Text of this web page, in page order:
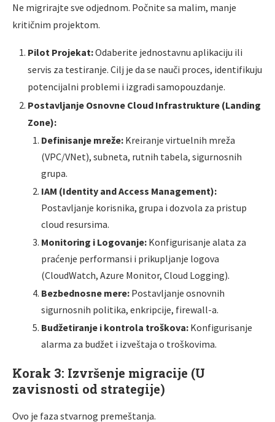
Ne migrirajte sve odjednom. Počnite sa malim, manje
kritičnim projektom.
Pilot Projekat:Odaberite jednostavnu aplikaciju ili
servis za testiranje. Cilj je da se nauči proces, identifikuju
potencijalni problemi i izgradi samopouzdanje.
Postavljanje Osnovne Cloud Infrastrukture (Landing
Zone):
Definisanje mreže: Kreiranje virtuelnih mreža
(VPC/VNet), subneta, rutnih tabela, sigurnosnih
grupa.
IAM (Identity and Access Management):
Postavljanje korisnika, grupa i dozvola za pristup
cloud resursima.
Monitoring i Logovanje: Konfigurisanje alata za
praćenje performansi i prikupljanje logova
(CloudWatch, Azure Monitor, Cloud Logging).
Bezbednosne mere: Postavljanje osnovnih
sigurnosnih politika, enkripcije, firewall-a.
Budžetiranje i kontrola troškova: Konfigurisanje
alarma za budžet i izveštaja o troškovima.
Korak 3: Izvršenje migracije (U
zavisnosti od strategije)
Ovo je faza stvarnog premeštanja.